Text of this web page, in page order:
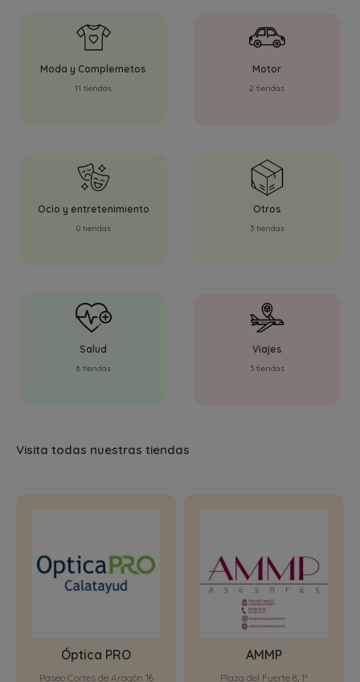
Moda y Complemetos
11 tiendas
Motor
2 tiendas
Ocio y entretenimiento
0 tiendas
Otros
3 tiendas
Salud
6 tiendas
Viajes
3 tiendas
Visita todas nuestras tiendas
Óptica PRO
Paseo Cortes de Aragón 16
AMMP
Plaza del Fuerte 8, 1º